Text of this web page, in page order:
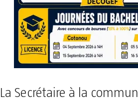
La Secrétaire à la